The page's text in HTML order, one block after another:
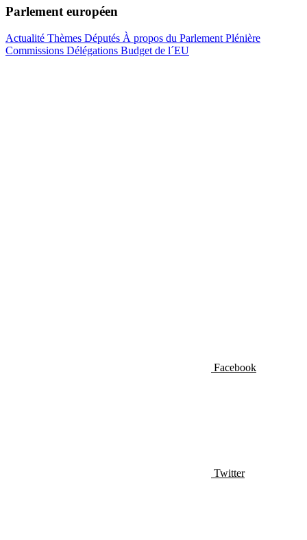
Parlement européen
Actualité Thèmes Députés À propos du Parlement Plénière
Commissions Délégations Budget de l´EU
Facebook
Twitter